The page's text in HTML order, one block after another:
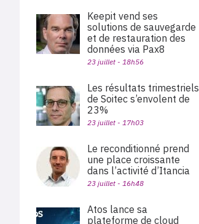
Keepit vend ses
solutions de sauvegarde
et de restauration des
données via Pax8
23 juillet - 18h56
Les résultats trimestriels
de Soitec s’envolent de
23%
23 juillet - 17h03
Le reconditionné prend
une place croissante
dans l’activité d’Itancia
23 juillet - 16h48
Atos lance sa
plateforme de cloud